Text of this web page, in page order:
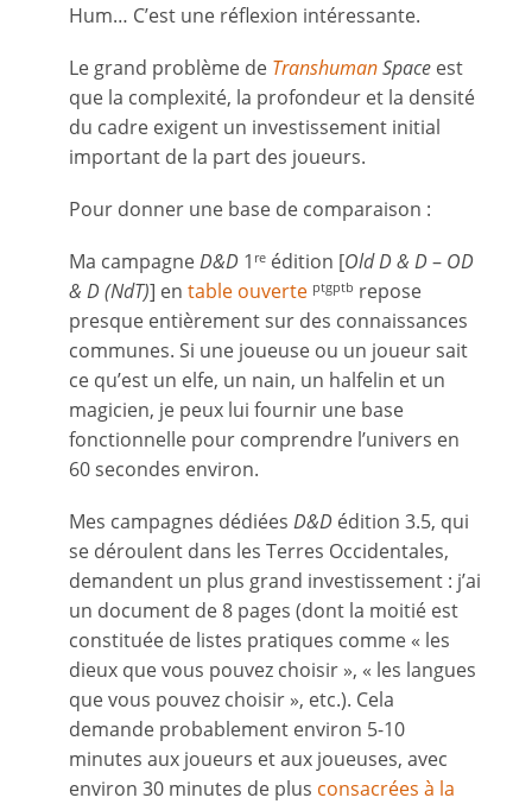
Hum… C’est une réflexion intéressante.
Le grand problème de TranshumanSpace est
que la complexité, la profondeur et la densité
du cadre exigent un investissement initial
important de la part des joueurs.
Pour donner une base de comparaison :
Ma campagneD&D 1 re édition [Old D & D– OD
& D (NdT)] en table ouverte ptgptb repose
presque entièrement sur des connaissances
communes. Si une joueuse ou un joueur sait
ce qu’est un elfe, un nain, un halfelin et un
magicien, je peux lui fournir une base
fonctionnelle pour comprendre l’univers en
60 secondes environ.
Mes campagnes dédiées D&D édition 3.5, qui
se déroulent dans les Terres Occidentales,
demandent un plus grand investissement : j’ai
un document de 8 pages (dont la moitié est
constituée de listes pratiques comme « les
dieux que vous pouvez choisir », « les langues
que vous pouvez choisir », etc.). Cela
demande probablement environ 5-10
minutes aux joueurs et aux joueuses, avec
environ 30 minutes de plus consacrées à la